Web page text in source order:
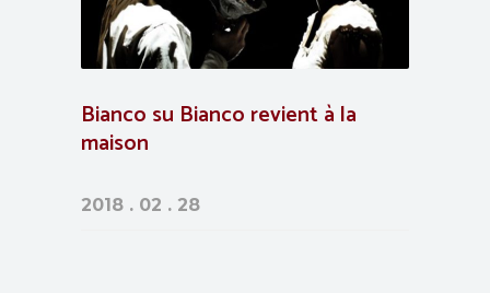
Bianco su Bianco revient à la
maison
2018 . 02 . 28